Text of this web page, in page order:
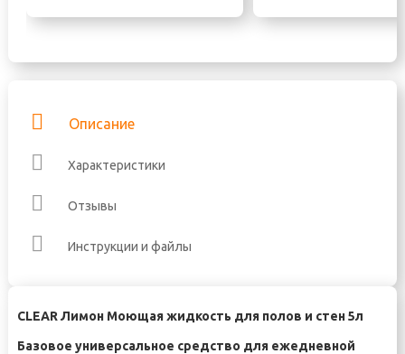
Описание
Характеристики
Отзывы
Инструкции и файлы
CLEAR Лимон Моющая жидкость для полов и стен 5л
Базовое универсальное средство для ежедневной